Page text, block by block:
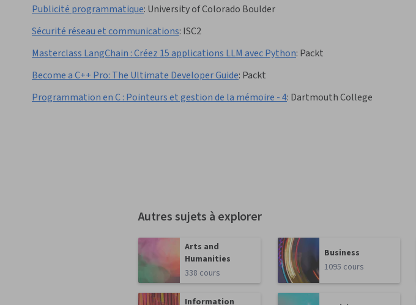
Publicité programmatique: University of Colorado Boulder
Sécurité réseau et communications: ISC2
Masterclass LangChain : Créez 15 applications LLM avec Python: Packt
Become a C++ Pro: The Ultimate Developer Guide: Packt
Programmation en C : Pointeurs et gestion de la mémoire - 4: Dartmouth College
Autres sujets à explorer
Arts and
Humanities
338 cours
Business
1095 cours
Information